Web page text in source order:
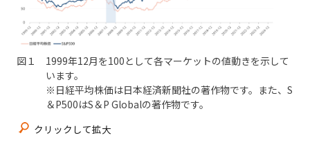
図１ 1999年12月を100として各マーケットの値動きを示して
います。
※日経平均株価は日本経済新聞社の著作物です。また、S
＆P500はS＆P Globalの著作物です。
クリックして拡大